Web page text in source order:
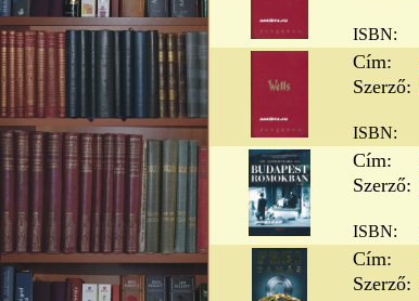
ISBN:
Cím:
Szerző:
ISBN:
Cím:
Szerző:
ISBN:
Cím:
Szerző: